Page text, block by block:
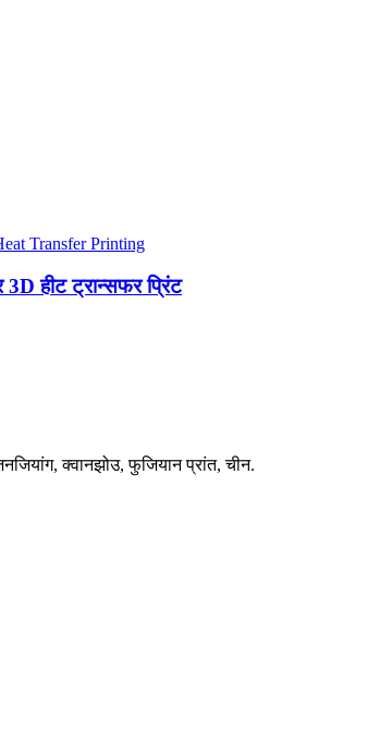
3D हीट ट्रान्सफर प्रिंट
क्वानझोउ, फुजियान प्रांत, चीन.